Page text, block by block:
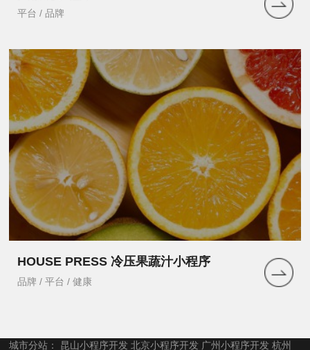
平台 / 品牌
HOUSE PRESS 冷压果蔬汁小程序
品牌 / 平台 / 健康
城市分站： 昆山小程序开发 北京小程序开发 广州小程序开发 杭州